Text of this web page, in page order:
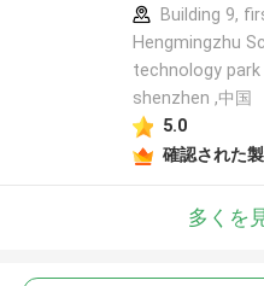
Building 9,
Hengmingzhu
technology
shenzhen ,中国
5.0
確認された
多くを